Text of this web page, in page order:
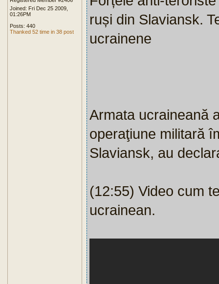
Joined: Fri Dec 25 2009,
01:26PM
Posts: 440
Thanked 52 time in 38 post
ruși din Slaviansk.
ucrainene
Armata ucraineană
operaţiune militară
Slaviansk, au
(12:55) Video cum
ucrainean.